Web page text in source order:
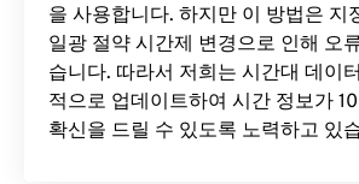
을 사용합니다. 하지만 이 방법은 지
일광 절약 시간제 변경으로 인해 오
습니다. 따라서 저희는 시간대 데이
적으로 업데이트하여 시간 정보가
확신을 드릴 수 있도록 노력하고 있